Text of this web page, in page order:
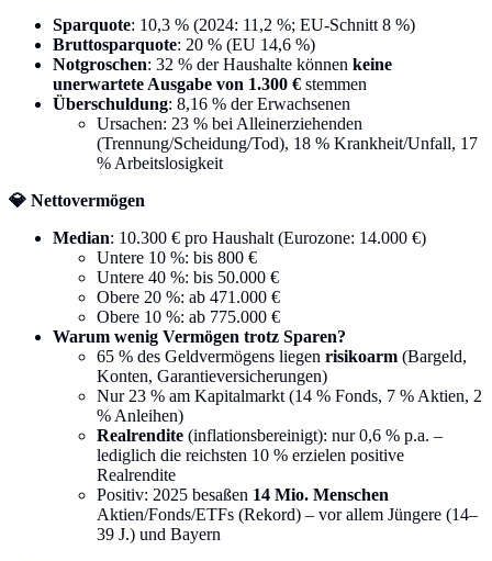
Sparquote: 10,3 % (2024: 11,2 %; EU-Schnitt 8 %)
Bruttosparquote: 20 % (EU 14,6 %)
Notgroschen: 32 % der Haushalte können keine
unerwartete Ausgabe von 1.300 € stemmen
Überschuldung: 8,16 % der Erwachsenen
Ursachen: 23 % bei Alleinerziehenden
(Trennung/Scheidung/Tod), 18 % Krankheit/Unfall, 17
% Arbeitslosigkeit
💎 Nettovermögen
Median: 10.300 € pro Haushalt (Eurozone: 14.000 €)
Untere 10 %: bis 800 €
Untere 40 %: bis 50.000 €
Obere 20 %: ab 471.000 €
Obere 10 %: ab 775.000 €
Warum wenig Vermögen trotz Sparen?
65 % des Geldvermögens liegen risikoarm (Bargeld,
Konten, Garantieversicherungen)
Nur 23 % am Kapitalmarkt (14 % Fonds, 7 % Aktien, 2
% Anleihen)
Realrendite (inflationsbereinigt): nur 0,6 % p.a. –
lediglich die reichsten 10 % erzielen positive
Realrendite
Positiv: 2025 besaßen 14 Mio. Menschen
Aktien/Fonds/ETFs (Rekord) – vor allem Jüngere (14–
39 J.) und Bayern